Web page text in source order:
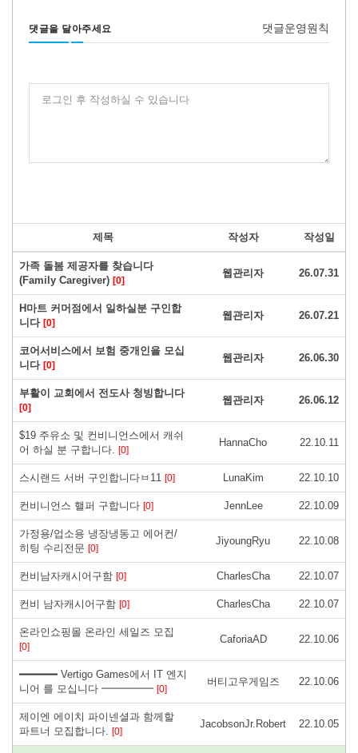
댓글을 달아주세요 댓글운영원칙
로그인 후 작성하실 수 있습니다
제목 작성자 작성일
가족 돌봄 제공자를 찾습니다
(Family Caregiver) [0]
웹관리자 26.07.31
H마트 커머점에서 일하실분 구인합
니다 [0]
웹관리자 26.07.21
코어서비스에서 보험 중개인을 모십
니다 [0]
웹관리자 26.06.30
부활이 교회에서 전도사 청빙합니다
[0]
웹관리자 26.06.12
$19 주유소 및 컨비니언스에서 캐쉬
어 하실 분 구합니다. [0]
HannaCho 22.10.11
스시랜드 서버 구인합니다ㅂ11 [0] LunaKim 22.10.10
컨비니언스 핼퍼 구합니다 [0] JennLee 22.10.09
가정용/업소용 냉장냉동고 에어컨/
히팅 수리전문 [0]
JiyoungRyu 22.10.08
컨비남자캐시어구함 [0] CharlesCha 22.10.07
컨비 남자캐시어구함 [0] CharlesCha 22.10.07
온라인쇼핑몰 온라인 세일즈 모집
[0]
CaforiaAD 22.10.06
━━━━━━ Vertigo Games에서 IT 엔지
니어 를 모십니다 ━━━━━ [0]
버티고우게임즈 22.10.06
제이엔 에이치 파이넨셜과 함께할
파트너 모집합니다. [0]
JacobsonJr.Robert 22.10.05